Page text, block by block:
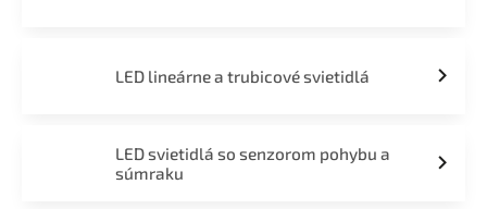
LED lineárne a trubicové svietidlá
LED svietidlá so senzorom pohybu a
súmraku